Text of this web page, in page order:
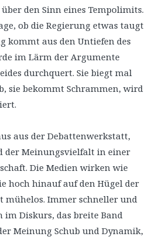
den Sinn eines Tempolimits.
ob die Regierung etwas taugt
kommt aus den Untiefen des
im Lärm der Argumente
durchquert. Sie biegt mal
sie bekommt Schrammen, wird
aus der Debattenwerkstatt,
der Meinungsvielfalt in einer
Die Medien wirken wie
hoch hinauf auf den Hügel der
mühelos. Immer schneller und
im Diskurs, das breite Band
Meinung Schub und Dynamik,